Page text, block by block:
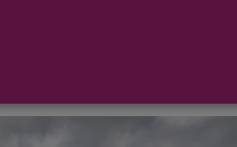
Cruceros, ha llegado hoy a Southampton, listo
más nuevo e innovador de la flota de MSC
inaugural por las Islas Británicas el 20 de mayo.